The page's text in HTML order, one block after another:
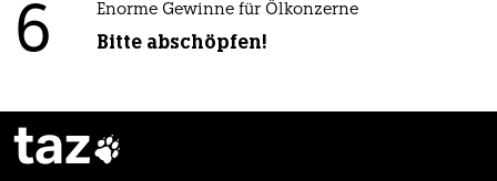
6 Enorme Gewinne für Ölkonzerne
Bitte abschöpfen!
taz